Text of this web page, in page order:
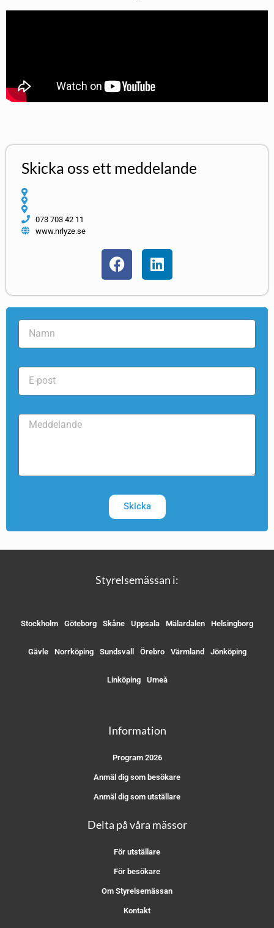
Skicka oss ett meddelande
073 703 42 11
www.nrlyze.se
Skicka
Styrelsemässan i:
Stockholm Göteborg Skåne Uppsala Mälardalen Helsingborg
Gävle Norrköping Sundsvall Örebro Värmland Jönköping
Linköping Umeå
Information
Program 2026
Anmäl dig som besökare
Anmäl dig som utställare
Delta på våra mässor
För utställare
För besökare
Om Styrelsemässan
Kontakt